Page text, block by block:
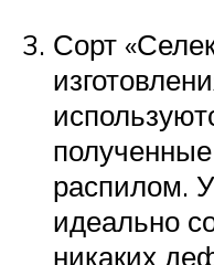
Сорт
распилом.
идеально
никаких